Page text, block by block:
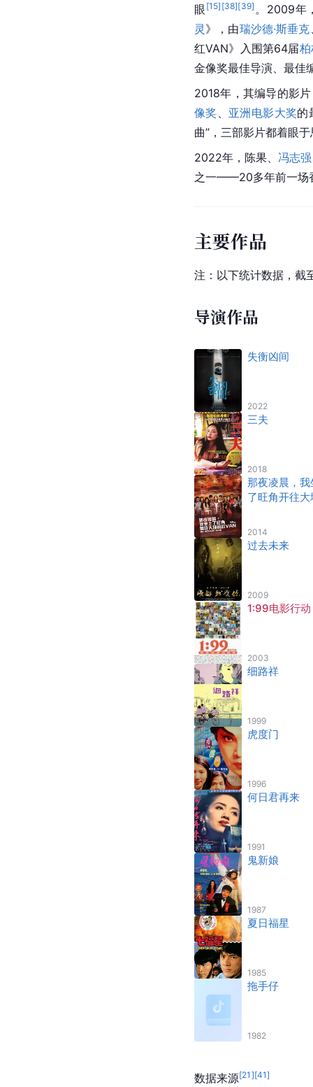
眼 [15] [38][39] 。2009年
灵 》，由瑞沙德·斯垂克
红VAN》入围第64届
金像奖最佳导演、最佳
2018年，其编导的影
像奖 、 亚洲电影大奖的
曲”，三部影片都着眼
2022年，陈果、 冯志强
之一——20多年前一场
主要作品
注：以下统计数据，截
导演作品
失衡凶间
2022
三夫
2018
那夜凌晨，我
了旺角开往大
2014
过去未来
2009
1:99电影行动
2003
细路祥
1999
虎度门
1996
何日君再来
1991
鬼新娘
1987
夏日福星
1985
拖手仔
1982
数据来源[21 ][41]